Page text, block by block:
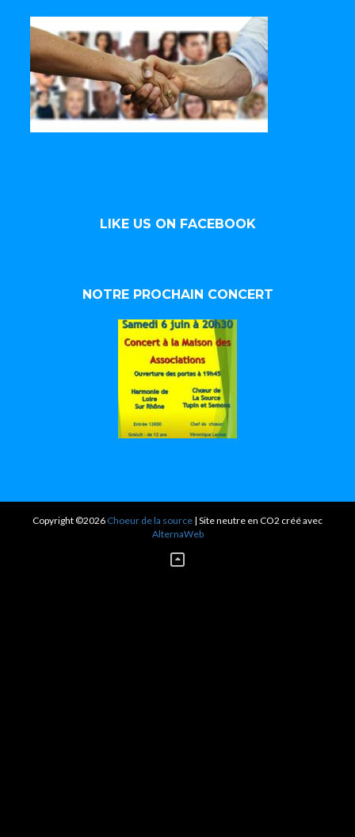
LIKE US ON FACEBOOK
NOTRE PROCHAIN CONCERT
Copyright ©2026 Choeur de la source | Site neutre en CO2 créé avec
AlternaWeb